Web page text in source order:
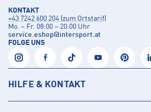
KONTAKT
+43 7242 600 204 (zum Ortstarif)
Mo. – Fr. 08:00 – 20:00 Uhr
service.eshop@intersport.at
FOLGE UNS
HILFE & KONTAKT